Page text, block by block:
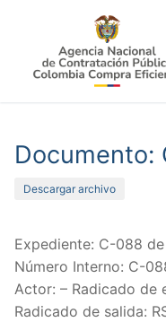
contenido
Descargar archivo
Expediente: C-088
Número Interno: C-
Actor: – Radicado de
Radicado de salida: